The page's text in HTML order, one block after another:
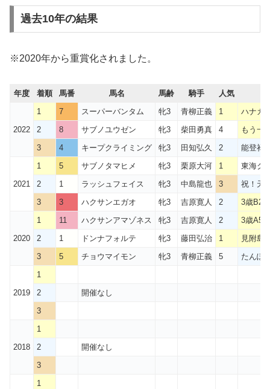
過去10年の結果
※2020年から重賞化されました。
年度 着順 馬番 馬名 馬齢 騎手 人気
2022
1 7 スーパーバンタム 牝3 青柳正義 1
ハナカ
2
8 サブノユウゼン 牝3 柴田勇真 4
もう一
3
4 キープクライミング 牝3 田知弘久 2 能登禄
2021
1 5 サブノタマヒメ 牝3 栗原大河 1
東海ク
2
1 ラッシュフェイス 牝3 中島龍也 3
祝！天
3
3 ハクサンエガオ 牝3 吉原寛人 2 3歳B2
2020
1 11 ハクサンアマゾネス 牝3 吉原寛人 2
3歳A5
2
1 ドンナフォルテ 牝3 藤田弘治 1
見附島
3
5 チョウマイモン 牝3 青柳正義 5 たんぽ
2019
1
2
開催なし
3
2018
1
2
開催なし
3
1